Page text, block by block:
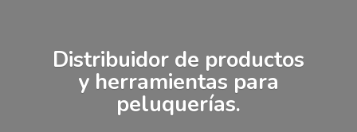
Distribuidor de productos
y herramientas para
peluquerías.